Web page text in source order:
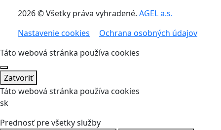
2026 © Všetky práva vyhradené. AGEL a.s.
Nastavenie cookies
Ochrana osobných údajov
Táto webová stránka používa cookies
Zatvoriť
Táto webová stránka používa cookies
sk
Prednosť pre všetky služby